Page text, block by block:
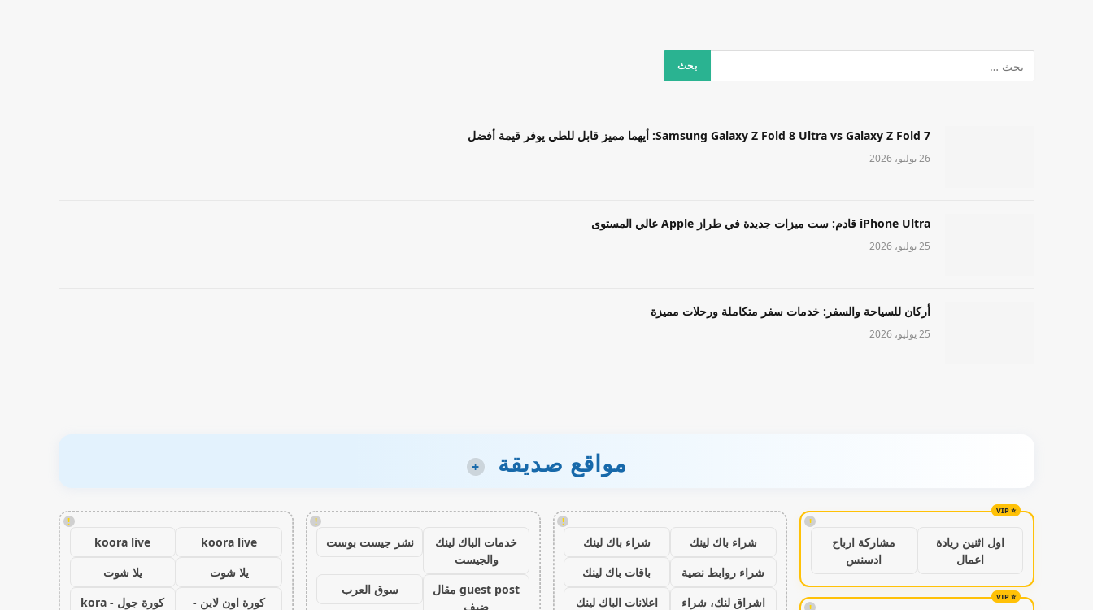
Samsung Galaxy Z Fold 8 Ultra vs Galaxy Z Fold 7: أيهما مميز قابل للطي يوفر قيمة أفضل
26 يوليو، 2026
iPhone Ultra قادم: ست ميزات جديدة في طراز Apple عالي المستوى
25 يوليو، 2026
أركان للسياحة والسفر: خدمات سفر متكاملة ورحلات مميزة
25 يوليو، 2026
مواقع صديقة +
!
اول اثنين ريادة
اعمال
مشاركة ارباح
ادسنس
!
شراء باك لينك
شراء باك لينك
شراء روابط نصية
باقات باك لينك
اشراق لنك، شراء
اعلانات الباك لينك
!
خدمات الباك لينك
والجيست
نشر جيست بوست
guest post مقال
ضيف
سوق العرب
!
koora live
koora live
يلا شوت
يلا شوت
كورة اون لاين -
كورة جول - kora